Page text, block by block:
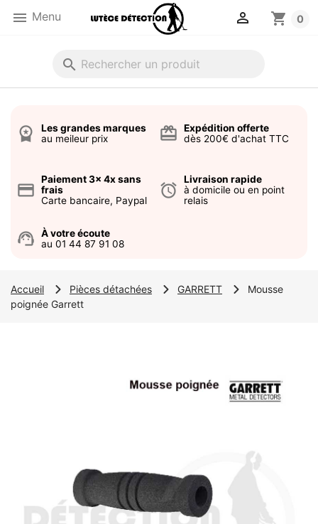
 Menu shopping_cart 0

search
workspace_premium
Les grandes marques
au meileur prix
card_giftcard
Expédition offerte
dès 200€ d'achat TTC
credit_card
Paiement 3x 4x sans
frais
Carte bancaire, Paypal
alarm
Livraison rapide
à domicile ou en point
relais
support_agent
À votre écoute
au 01 44 87 91 08
Accueil Pièces détachées GARRETT
Mousse
poignée Garrett